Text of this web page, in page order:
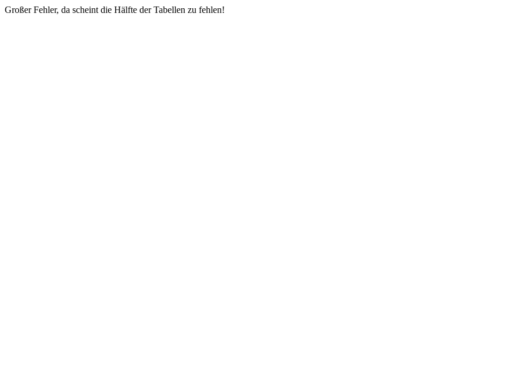
Großer Fehler, da scheint die Hälfte der Tabellen zu fehlen!